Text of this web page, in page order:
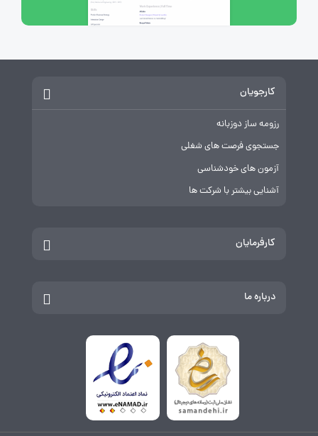
کارجویان
رزومه ساز دوزبانه
جستجوی فرصت های شغلی
آزمون های خودشناسی
آشنایی بیشتر با شرکت ها
کارفرمایان
درباره ما